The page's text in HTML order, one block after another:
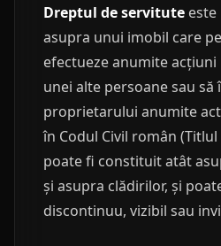
Dreptul de servitute
asupra unui imobil care
efectueze anumite
unei alte persoane sau să
proprietarului anumite
în Codul Civil român (Titlul
poate fi constituit atât
și asupra clădirilor, și
discontinuu, vizibil sau